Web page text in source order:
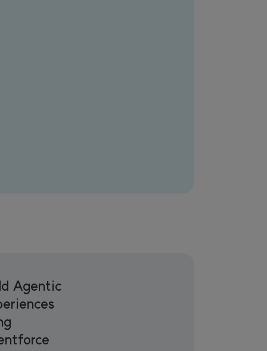
Agentic